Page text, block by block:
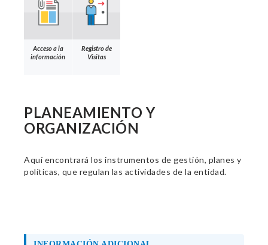
Acceso a la
información
Registro de
Visitas
PLANEAMIENTO Y
ORGANIZACIÓN
Aquí encontrará los instrumentos de gestión, planes y
políticas, que regulan las actividades de la entidad.